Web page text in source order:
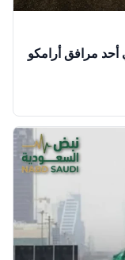
مرافق أرامكو